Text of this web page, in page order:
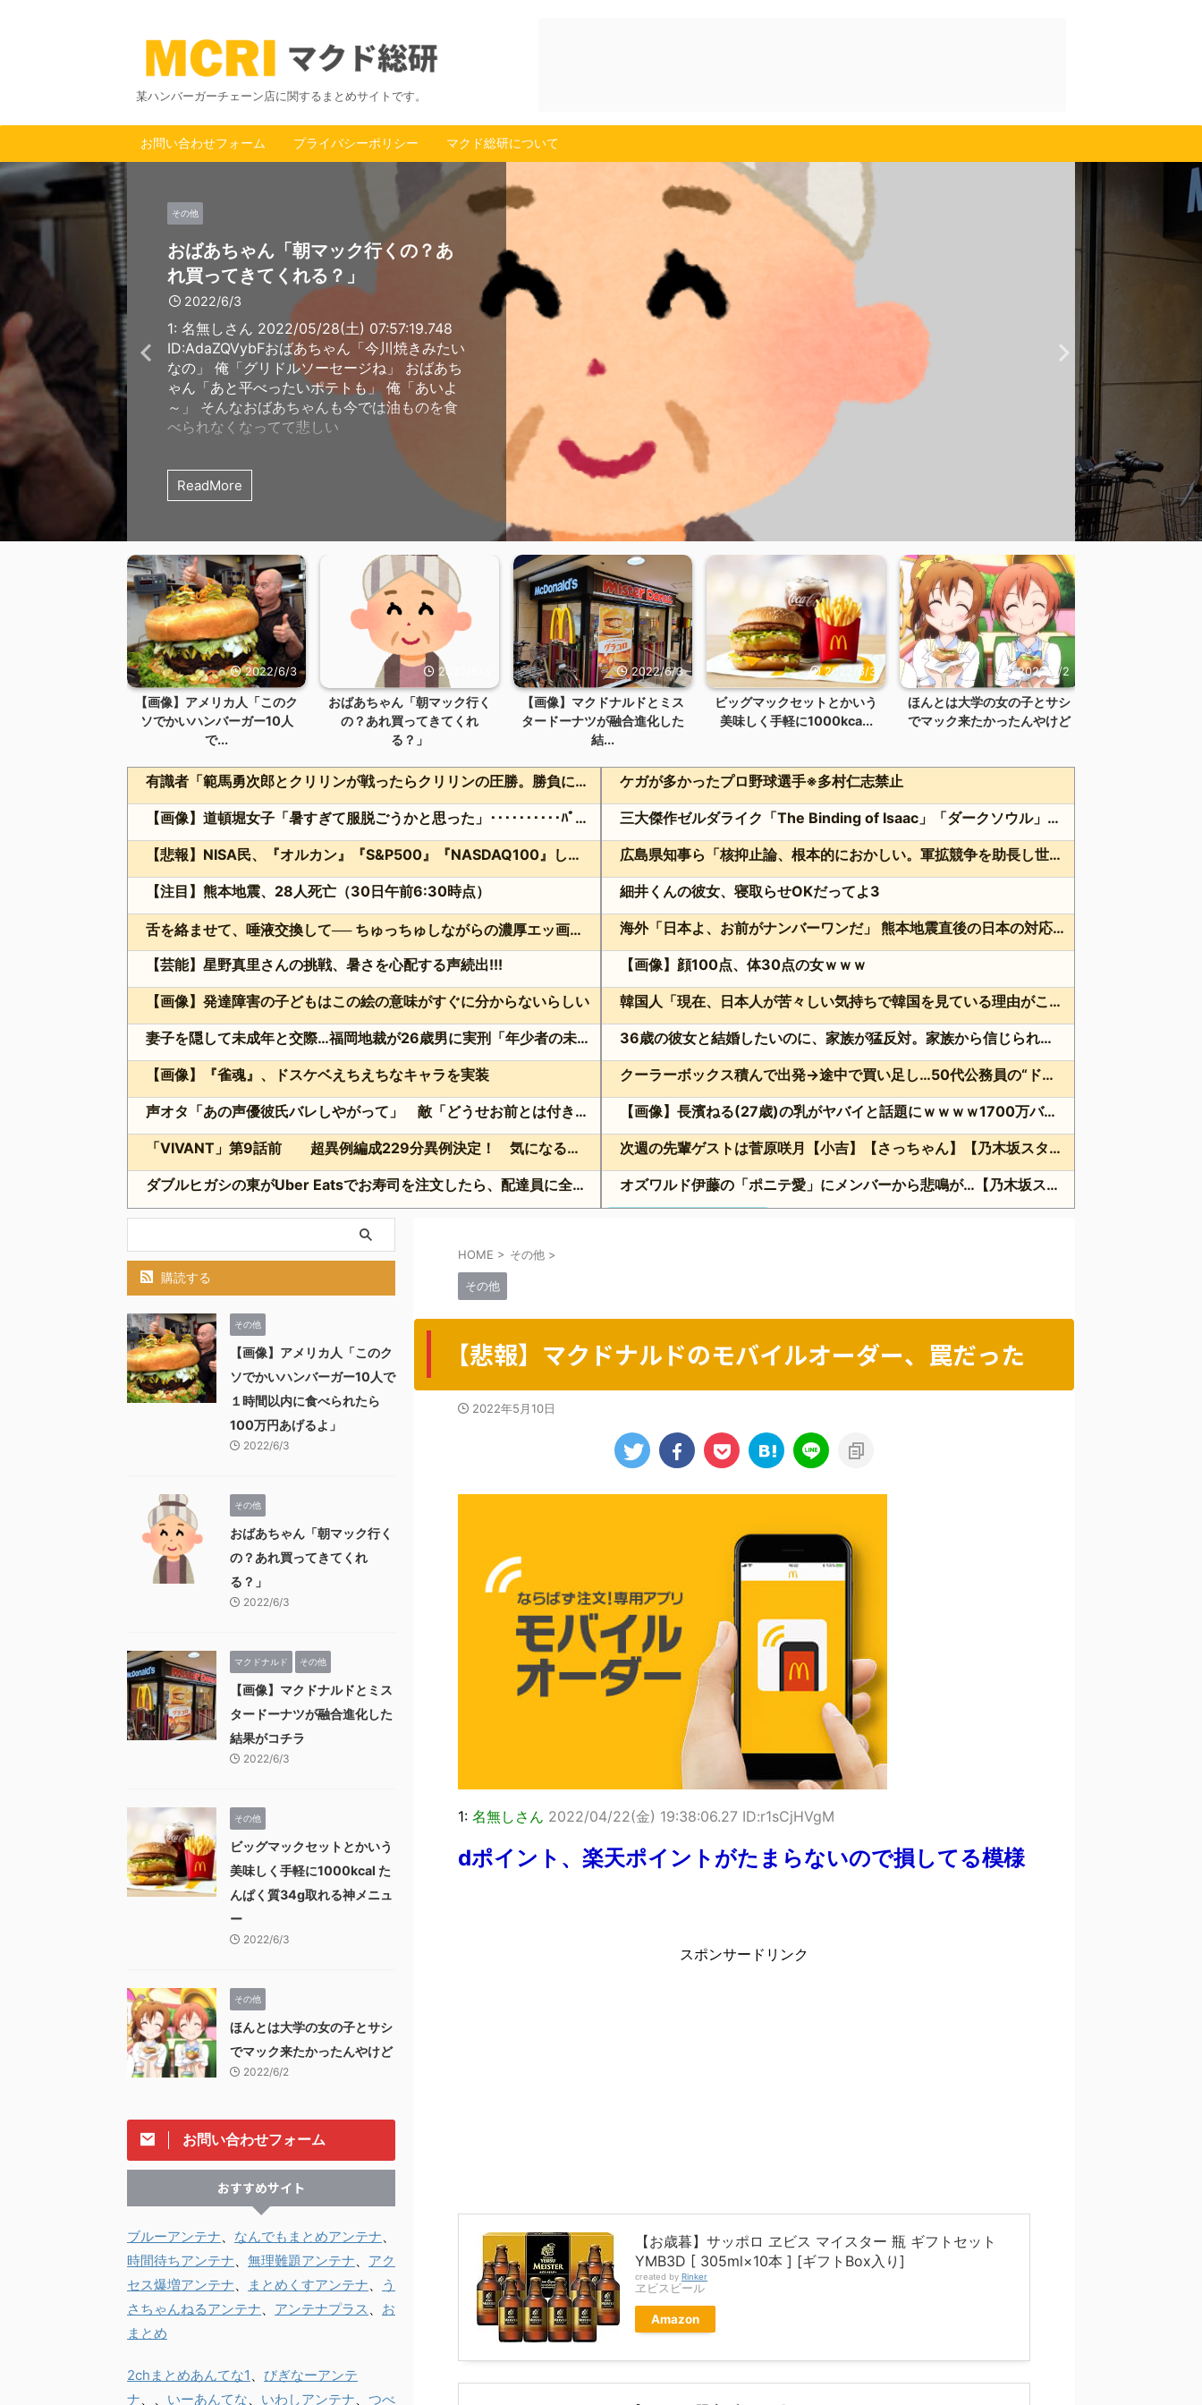
某ハンバーガーチェーン店に関するまとめサイトです。
お問い合わせフォーム プライバシーポリシー マクド総研について
その他
おばあちゃん「朝マック行くの？あ
れ買ってきてくれる？」
2022/6/3
1: 名無しさん 2022/05/28(土) 07:57:19.748
ID:AdaZQVybFおばあちゃん「今川焼きみたい
なの」 俺「グリドルソーセージね」 おばあち
ゃん「あと平べったいポテトも」 俺「あいよ
～」 そんなおばあちゃんも今では油ものを食
べられなくなってて悲しい
ReadMore
2022/6/3
【画像】アメリカ人「このク
ソでかいハンバーガー10人
で...
2022/6/3
おばあちゃん「朝マック行く
の？あれ買ってきてくれ
る？」
2022/6/3
【画像】マクドナルドとミス
タードーナツが融合進化した
結...
2022/6/3
ビッグマックセットとかいう
美味しく手軽に1000kca...
2022/6/2
ほんとは大学の女の子とサシ
でマック来たかったんやけど
有識者「範馬勇次郎とクリリンが戦ったらクリリンの圧勝。勝負にならないぐらい差がある」
【画像】道頓堀女子「暑すぎて服脱ごうかと思った」･･････････ﾊﾟｼｬｯ！！
【悲報】NISA民、『オルカン』『S&P500』『NASDAQ100』しか買わない
【注目】熊本地震、28人死亡（30日午前6:30時点）
舌を絡ませて、唾液交換して── ちゅっちゅしながらの濃厚エッ画像♪
【芸能】星野真里さんの挑戦、暑さを心配する声続出!!!
【画像】発達障害の子どもはこの絵の意味がすぐに分からないらしい
妻子を隠して未成年と交際…福岡地裁が26歳男に実刑「年少者の未熟さにつけ込んだ」
【画像】『雀魂』、ドスケベえちえちなキャラを実装
声オタ「あの声優彼氏バレしやがって」 敵「どうせお前とは付き合えないのにｗ」←これ
「VIVANT」第9話前 超異例編成229分異例決定！ 気になる「裏の裏」黒須（松坂桃李）飛び交う考察
ダブルヒガシの東がUber Eatsでお寿司を注文したら、配達員に全て食べられる!?
Powered by livedoor 相互RSS
ケガが多かったプロ野球選手※多村仁志禁止
三大傑作ゼルダライク「The Binding of Isaac」「ダークソウル」あとひとつは？
広島県知事ら「核抑止論、根本的におかしい。軍拡競争を助長し世界を不安定化させるだけ」
細井くんの彼女、寝取らせOKだってよ3
海外「日本よ、お前がナンバーワンだ」 熊本地震直後の日本の対応のスピードに世界が衝撃
【画像】顔100点、体30点の女ｗｗｗ
韓国人「現在、日本人が苦々しい気持ちで韓国を見ている理由がこちら…」→「相当悔しがってるだろうな…（ﾌﾞﾙﾌﾞﾙ」＝韓国の反応
36歳の彼女と結婚したいのに、家族が猛反対。家族から信じられない言葉が飛び出した… 他
クーラーボックス積んで出発→途中で買い足し…50代公務員の“ドライブ”が地獄すぎた 他
【画像】長濱ねる(27歳)の乳がヤバイと話題にｗｗｗｗ1700万バズｗｗｗｗｗｗｗｗｗｗ 他
次週の先輩ゲストは菅原咲月【小吉】【さっちゃん】【乃木坂スター誕生！SIX】【乃木坂46】
オズワルド伊藤の「ポニテ愛」にメンバーから悲鳴が…【乃木坂スター誕生！SIX】【乃木坂46】
HOME > その他 >
その他
【悲報】マクドナルドのモバイルオーダー、罠だった
2022年5月10日
1: 名無しさん 2022/04/22(金) 19:38:06.27 ID:r1sCjHVgM
dポイント、楽天ポイントがたまらないので損してる模様
スポンサードリンク
【お歳暮】サッポロ ヱビス マイスター 瓶 ギフトセット
YMB3D [ 305ml×10本 ] [ギフトBox入り]
created by Rinker
ヱビスビール
Amazon
購読する
その他
【画像】アメリカ人「このク
ソでかいハンバーガー10人で
１時間以内に食べられたら
100万円あげるよ」
2022/6/3
その他
おばあちゃん「朝マック行く
の？あれ買ってきてくれ
る？」
2022/6/3
マクドナルド その他
【画像】マクドナルドとミス
タードーナツが融合進化した
結果がコチラ
2022/6/3
その他
ビッグマックセットとかいう
美味しく手軽に1000kcal た
んぱく質34g取れる神メニュ
ー
2022/6/3
その他
ほんとは大学の女の子とサシ
でマック来たかったんやけど
2022/6/2
お問い合わせフォーム
おすすめサイト
ブルーアンテナ なんでもまとめアンテナ
時間待ちアンテナ
無理難題アンテナ
アク
セス爆増アンテナ
まとめくすアンテナ
う
さちゃんねるアンテナ
アンテナプラス
お
まとめ
2chまとめあんてな1
びぎなーアンテ
ナ
いーあんてな いわしアンテナ
つべ